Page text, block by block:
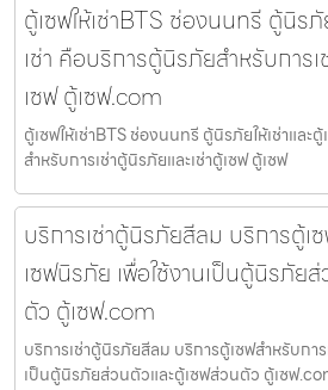
ตู้เซฟให้เช่าBTS ช่องนนทรี ตู้นิรภั
เช่า คือบริการตู้นิรภัยสำหรับการ
เซฟ ตู้เซฟ.com
ตู้เซฟให้เช่าBTS ช่องนนทรี ตู้นิรภัยให้เช่าและ
สำหรับการเช่าตู้นิรภัยและเช่าตู้เซฟ ตู้เซฟ
บริการเช่าตู้นิรภัยสีลม บริการตู้เ
เซฟนิรภัย เพื่อใช้งานเป็นตู้นิรภัย
ตัว ตู้เซฟ.com
บริการเช่าตู้นิรภัยสีลม บริการตู้เซฟสำหรับกา
เป็นตู้นิรภัยส่วนตัวและตู้เซฟส่วนตัว ตู้เซฟ